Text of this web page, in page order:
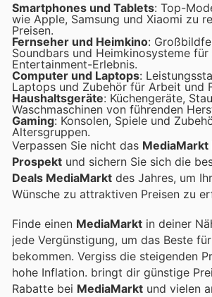
Smartphones und Tablets: Top-
wie Apple, Samsung und Xiaomi zu
Preisen.
Fernseher und Heimkino:
Soundbars und Heimkinosysteme
Entertainment-Erlebnis.
Computer und Laptops:
Laptops und Zubehör für Arbeit und
Haushaltsgeräte: Küchengeräte,
Waschmaschinen von führenden
Gaming: Konsolen, Spiele und
Altersgruppen.
Verpassen Sie nicht das MediaMarkt
Prospekt und sichern Sie sich die
Deals MediaMarkt des Jahres, um
Wünsche zu attraktiven Preisen zu
Finde einen MediaMarkt in deiner
jede Vergünstigung, um das Beste
bekommen. Vergiss die steigenden
hohe Inflation. bringt dir günstige
Rabatte bei MediaMarkt und vielen